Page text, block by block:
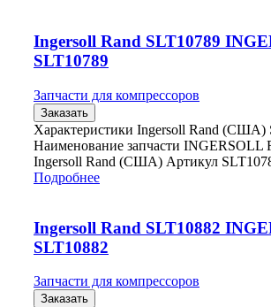
Ingersoll Rand SLT10789
SLT10789
Запчасти для компрессоров
Заказать
Характеристики Ingersoll Rand (США)
Наименование запчасти INGERSOLL
Ingersoll Rand (США) Артикул
Подробнее
Ingersoll Rand SLT10882
SLT10882
Запчасти для компрессоров
Заказать